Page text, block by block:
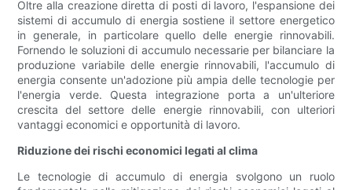
Oltre alla creazione diretta di posti di lavoro, l'espansione dei
sistemi di accumulo di energia sostiene il settore energetico
in generale, in particolare quello delle energie rinnovabili.
Fornendo le soluzioni di accumulo necessarie per bilanciare la
produzione variabile delle energie rinnovabili, l'accumulo di
energia consente un'adozione più ampia delle tecnologie per
l'energia verde. Questa integrazione porta a un'ulteriore
crescita del settore delle energie rinnovabili, con ulteriori
vantaggi economici e opportunità di lavoro.
Riduzione dei rischi economici legati al clima
Le tecnologie di accumulo di energia svolgono un ruolo